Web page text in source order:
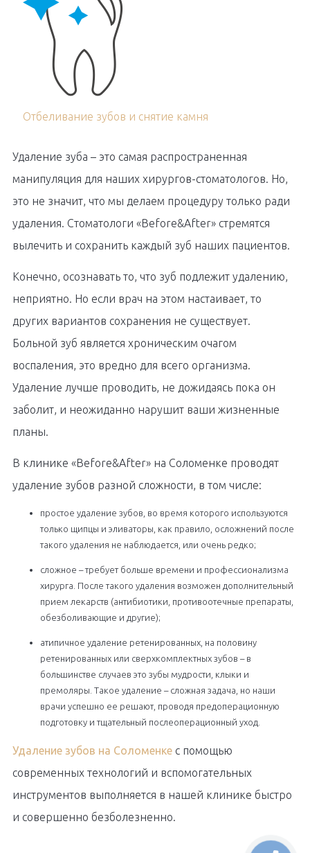
Отбеливание зубов и снятие камня
Удаление зуба – это самая распространенная
манипуляция для наших хирургов-стоматологов. Но,
это не значит, что мы делаем процедуру только ради
удаления. Стоматологи «Before&After» стремятся
вылечить и сохранить каждый зуб наших пациентов.
Конечно, осознавать то, что зуб подлежит удалению,
неприятно. Но если врач на этом настаивает, то
других вариантов сохранения не существует.
Больной зуб является хроническим очагом
воспаления, это вредно для всего организма.
Удаление лучше проводить, не дожидаясь пока он
заболит, и неожиданно нарушит ваши жизненные
планы.
В клинике «Before&After» на Соломенке проводят
удаление зубов разной сложности, в том числе:
простое удаление зубов, во время которого используются
только щипцы и эливаторы, как правило, осложнений после
такого удаления не наблюдается, или очень редко;
сложное – требует больше времени и профессионализма
хирурга. После такого удаления возможен дополнительный
прием лекарств (антибиотики, противоотечные препараты,
обезболивающие и другие);
атипичное удаление ретенированных, на половину
ретенированных или сверхкомплектных зубов – в
большинстве случаев это зубы мудрости, клыки и
премоляры. Такое удаление – сложная задача, но наши
врачи успешно ее решают, проводя предоперационную
подготовку и тщательный послеоперационный уход.
Удаление зубов на Соломенкес помощью
современных технологий и вспомогательных
инструментов выполняется в нашей клинике быстро
и совершенно безболезненно.